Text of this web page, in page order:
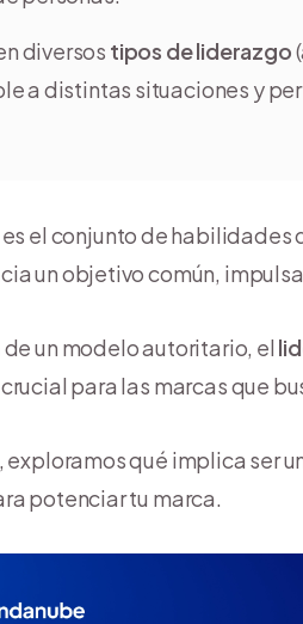
diversos tipos de liderazgo
a distintas situaciones y
es el conjunto de habilidades
un objetivo común,
un modelo autoritario, el
para las marcas que
exploramos qué implica ser
potenciar tu marca.